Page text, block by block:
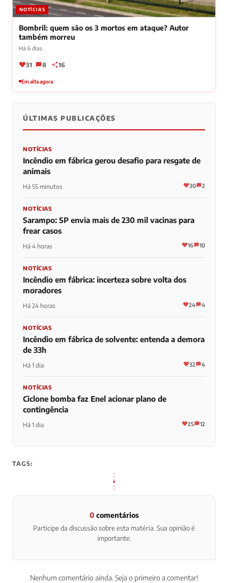
NOTÍCIAS
Bombril: quem são os 3 mortos em ataque? Autor
também morreu
Há 6 dias
31 8 16
Em alta agora
ÚLTIMAS PUBLICAÇÕES
NOTÍCIAS
Incêndio em fábrica gerou desafio para resgate de
animais
Há 55 minutos 30 2
NOTÍCIAS
Sarampo: SP envia mais de 230 mil vacinas para
frear casos
Há 4 horas 16 10
NOTÍCIAS
Incêndio em fábrica: incerteza sobre volta dos
moradores
Há 24 horas 24 4
NOTÍCIAS
Incêndio em fábrica de solvente: entenda a demora
de 33h
Há 1 dia 32 4
NOTÍCIAS
Ciclone bomba faz Enel acionar plano de
contingência
Há 1 dia 25 12
TAGS:
0comentários
Participe da discussão sobre esta matéria. Sua opinião é
importante.
Nenhum comentário ainda. Seja o primeiro a comentar!